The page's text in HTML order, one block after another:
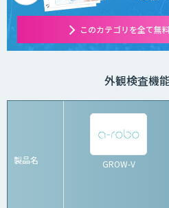
このカテゴリを全て無
外観検査機
製品名 GROW-V